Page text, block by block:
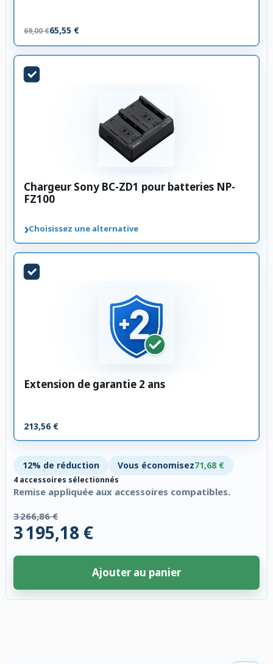
69,00 €65,55 €
Chargeur Sony BC-ZD1 pour batteries NP-
FZ100
›Choisissez une alternative
Extension de garantie 2 ans
213,56 €
12% de réduction Vous économisez71,68 €
4 accessoires sélectionnés
Remise appliquée aux accessoires compatibles.
3 266,86 €
3 195,18 €
Ajouter au panier